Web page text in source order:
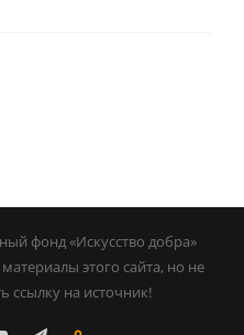
фонд «Искусство добра»
этого сайта, но не
ссылку на источник!